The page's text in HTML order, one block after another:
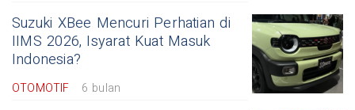
Suzuki XBee Mencuri Perhatian di
IIMS 2026, Isyarat Kuat Masuk
Indonesia?
OTOMOTIF 6 bulan